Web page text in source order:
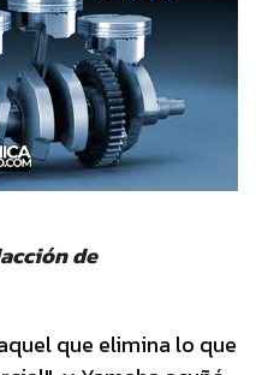
de
que elimina lo que